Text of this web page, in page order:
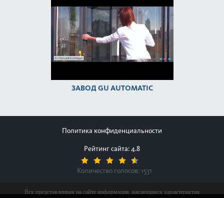
ЗАВОД GU AUTOMATIC
Политика конфиденциальности
Рейтинг сайта: 4.8
Количество голосов: 1531
Вся представленная на сайте информация, касающаяся характеристик